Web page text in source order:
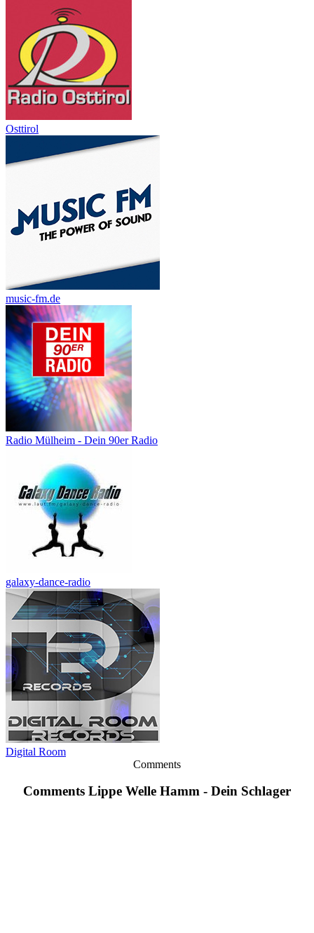
Osttirol
music-fm.de
Radio Mülheim - Dein 90er Radio
galaxy-dance-radio
Digital Room
Comments
Comments Lippe Welle Hamm - Dein Schlager